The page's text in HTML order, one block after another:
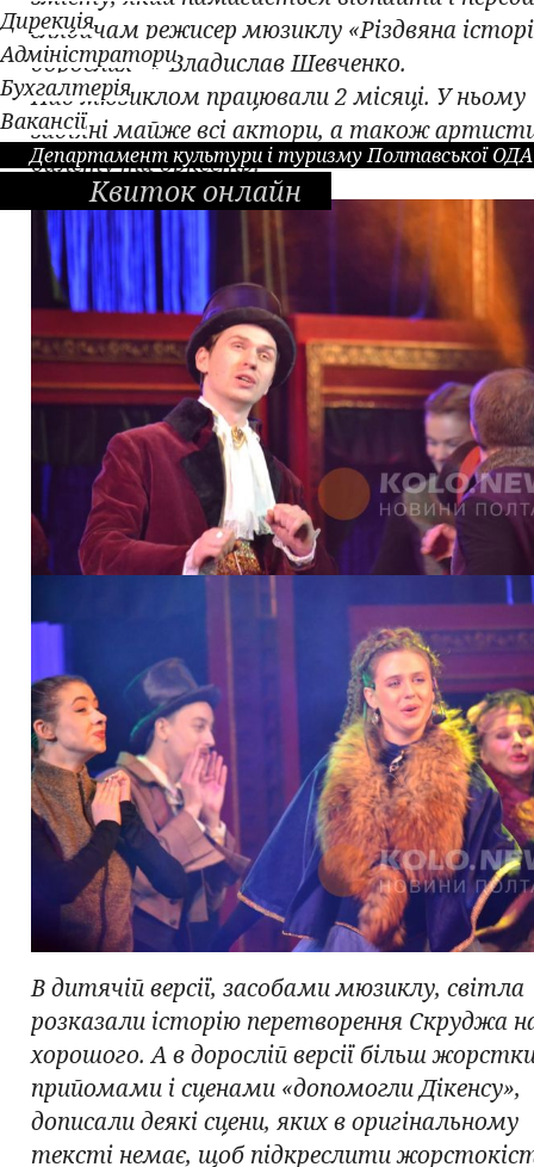
Дирекція
Адміністратори
Бухгалтерія
Вакансії
Департамент культури і туризму Полтавської ОДА
Квиток онлайн
глядачам режисер мюзиклу «Різдвяна
дорослих +» Владислав Шевченко.
Над мюзиклом працювали 2 місяці. У ньому
задіяні майже всі актори, а також
балету та оркестр.
В дитячій версії, засобами мюзиклу, світла
розказали історію перетворення Скруджа
хорошого. А в дорослій версії більш
прийомами і сценами «допомогли Дікенсу»,
дописали деякі сцени, яких в оригінальному
тексті немає, щоб підкреслити